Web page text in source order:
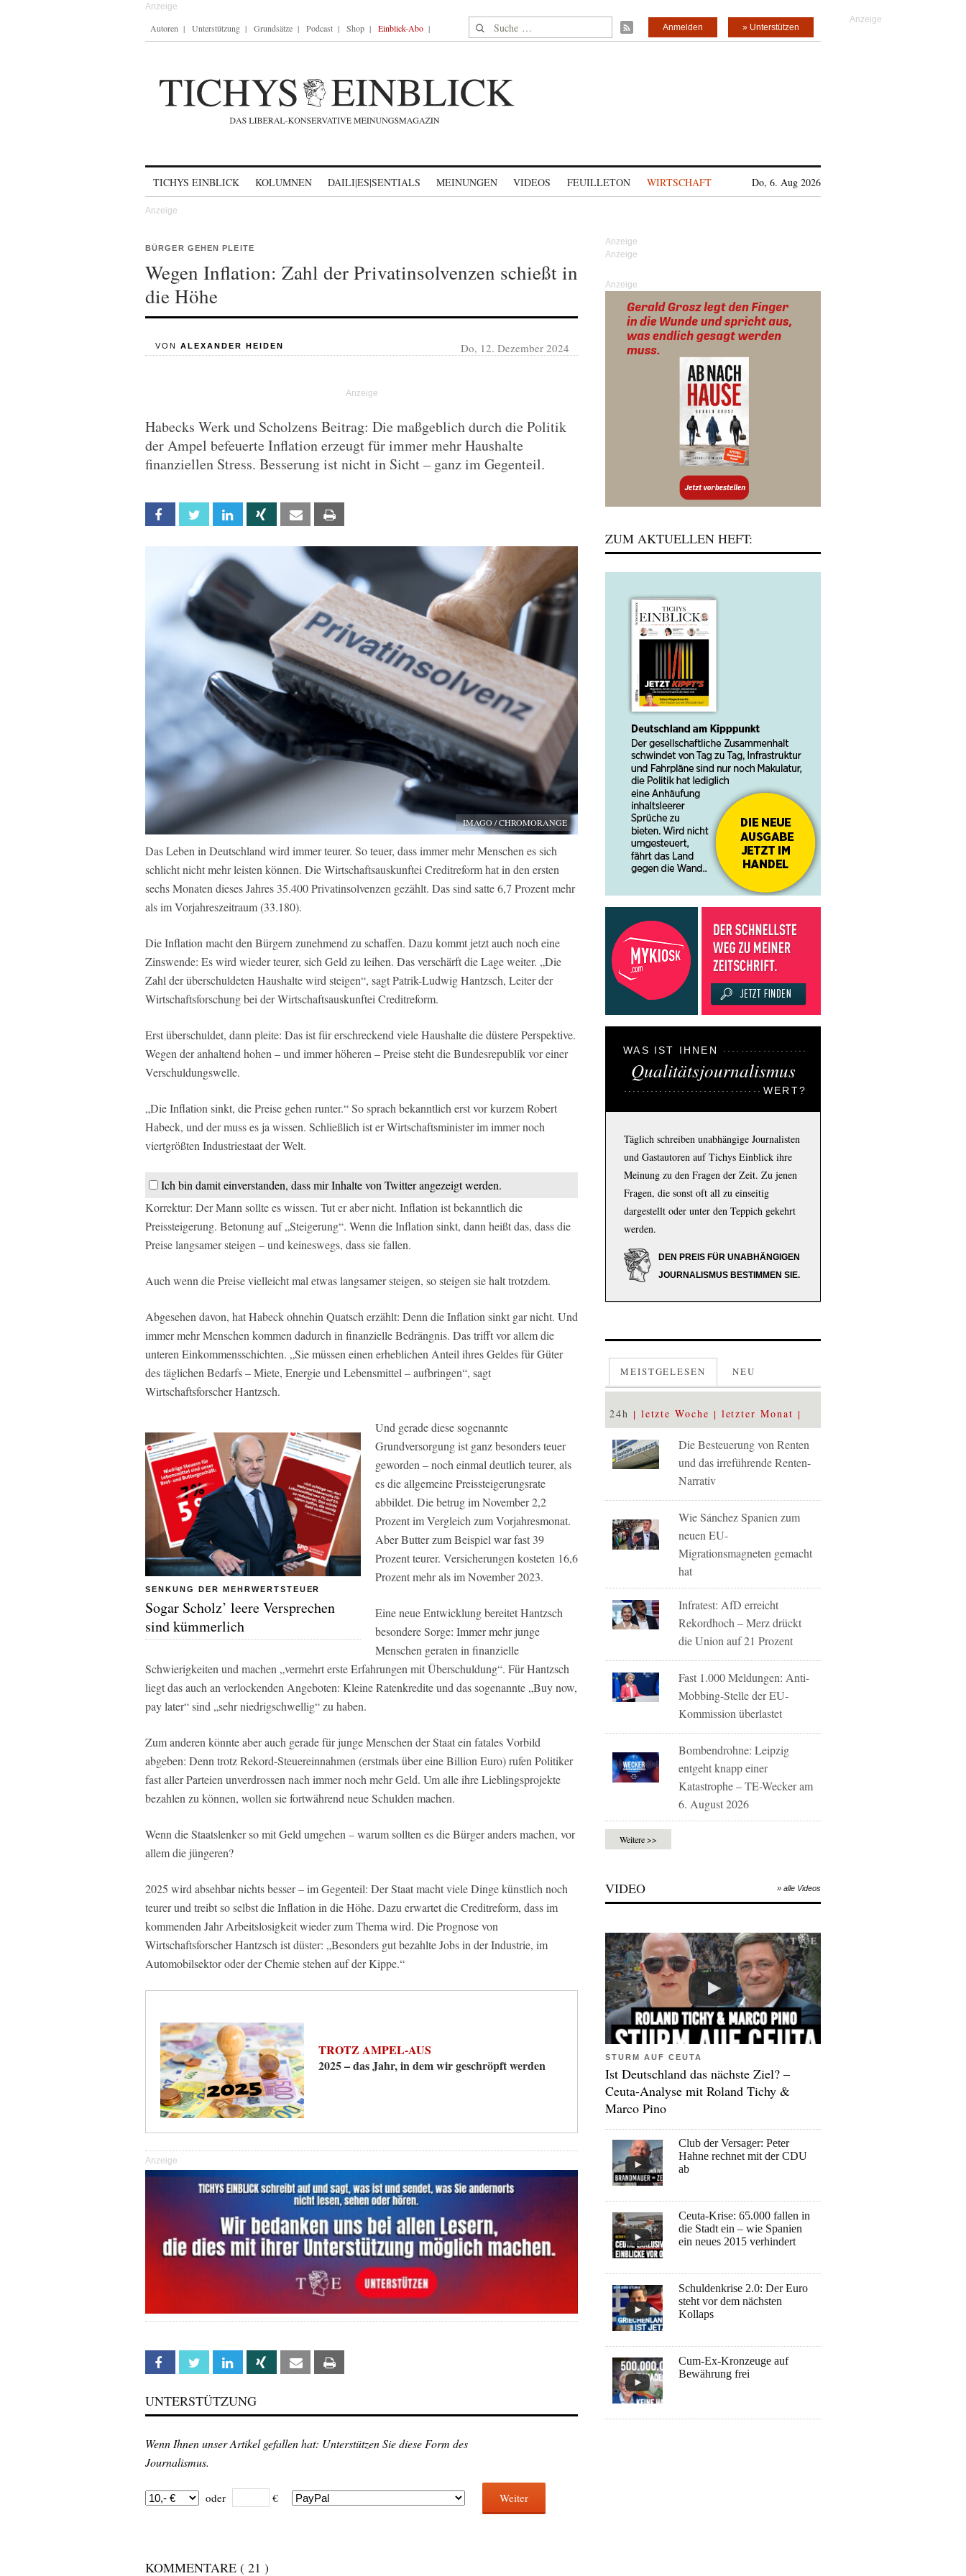
Autoren Unterstützung Grundsätze Podcast Shop Einblick-Abo Suche nach: » Unterstützen
Anmelden
TICHYS EINBLICK KOLUMNEN DAILI|ES|SENTIALS MEINUNGEN VIDEOS FEUILLETON WIRTSCHAFT Do, 6. Aug 2026
BÜRGER GEHEN PLEITE
Wegen Inflation: Zahl der Privatinsolvenzen schießt in
die Höhe
VON ALEXANDER HEIDEN Do, 12. Dezember 2024
Habecks Werk und Scholzens Beitrag: Die maßgeblich durch die Politik
der Ampel befeuerte Inflation erzeugt für immer mehr Haushalte
finanziellen Stress. Besserung ist nicht in Sicht – ganz im Gegenteil.
Facebook Twitter Linkedin Xing Email
IMAGO / CHROMORANGE
Das Leben in Deutschland wird immer teurer. So teuer, dass immer mehr Menschen es sich
schlicht nicht mehr leisten können. Die Wirtschaftsauskunftei Creditreform hat in den ersten
sechs Monaten dieses Jahres 35.400 Privatinsolvenzen gezählt. Das sind satte 6,7 Prozent mehr
als im Vorjahreszeitraum (33.180).
Die Inflation macht den Bürgern zunehmend zu schaffen. Dazu kommt jetzt auch noch eine
Zinswende: Es wird wieder teurer, sich Geld zu leihen. Das verschärft die Lage weiter. „Die
Zahl der überschuldeten Haushalte wird steigen“, sagt Patrik-Ludwig Hantzsch, Leiter der
Wirtschaftsforschung bei der Wirtschaftsauskunftei Creditreform.
Erst überschuldet, dann pleite: Das ist für erschreckend viele Haushalte die düstere Perspektive.
Wegen der anhaltend hohen – und immer höheren – Preise steht die Bundesrepublik vor einer
Verschuldungswelle.
„Die Inflation sinkt, die Preise gehen runter.“ So sprach bekanntlich erst vor kurzem Robert
Habeck, und der muss es ja wissen. Schließlich ist er Wirtschaftsminister im immer noch
viertgrößten Industriestaat der Welt.
Ich bin damit einverstanden, dass mir Inhalte von Twitter angezeigt werden.
Korrektur: Der Mann sollte es wissen. Tut er aber nicht. Inflation ist bekanntlich die
Preissteigerung. Betonung auf „Steigerung“. Wenn die Inflation sinkt, dann heißt das, dass die
Preise langsamer steigen – und keineswegs, dass sie fallen.
Auch wenn die Preise vielleicht mal etwas langsamer steigen, so steigen sie halt trotzdem.
Abgesehen davon, hat Habeck ohnehin Quatsch erzählt: Denn die Inflation sinkt gar nicht. Und
immer mehr Menschen kommen dadurch in finanzielle Bedrängnis. Das trifft vor allem die
unteren Einkommensschichten. „Sie müssen einen erheblichen Anteil ihres Geldes für Güter
des täglichen Bedarfs – Miete, Energie und Lebensmittel – aufbringen“, sagt
Wirtschaftsforscher Hantzsch.
SENKUNG DER MEHRWERTSTEUER
Sogar Scholz’ leere Versprechen
sind kümmerlich
Und gerade diese sogenannte
Grundversorgung ist ganz besonders teuer
geworden – noch einmal deutlich teurer, als
es die allgemeine Preissteigerungsrate
abbildet. Die betrug im November 2,2
Prozent im Vergleich zum Vorjahresmonat.
Aber Butter zum Beispiel war fast 39
Prozent teurer. Versicherungen kosteten 16,6
Prozent mehr als im November 2023.
Eine neue Entwicklung bereitet Hantzsch
besondere Sorge: Immer mehr junge
Menschen geraten in finanzielle
Schwierigkeiten und machen „vermehrt erste Erfahrungen mit Überschuldung“. Für Hantzsch
liegt das auch an verlockenden Angeboten: Kleine Ratenkredite und das sogenannte „Buy now,
pay later“ sind „sehr niedrigschwellig“ zu haben.
Zum anderen könnte aber auch gerade für junge Menschen der Staat ein fatales Vorbild
abgeben: Denn trotz Rekord-Steuereinnahmen (erstmals über eine Billion Euro) rufen Politiker
fast aller Parteien unverdrossen nach immer noch mehr Geld. Um alle ihre Lieblingsprojekte
bezahlen zu können, wollen sie fortwährend neue Schulden machen.
Wenn die Staatslenker so mit Geld umgehen – warum sollten es die Bürger anders machen, vor
allem die jüngeren?
2025 wird absehbar nichts besser – im Gegenteil: Der Staat macht viele Dinge künstlich noch
teurer und treibt so selbst die Inflation in die Höhe. Dazu erwartet die Creditreform, dass im
kommenden Jahr Arbeitslosigkeit wieder zum Thema wird. Die Prognose von
Wirtschaftsforscher Hantzsch ist düster: „Besonders gut bezahlte Jobs in der Industrie, im
Automobilsektor oder der Chemie stehen auf der Kippe.“
TROTZ AMPEL-AUS
2025 – das Jahr, in dem wir geschröpft werden
Anzeige
Facebook Twitter Linkedin Xing Email
UNTERSTÜTZUNG
Wenn Ihnen unser Artikel gefallen hat: Unterstützen Sie diese Form des
Journalismus.
oder € Weiter
KOMMENTARE ( 21 )
Anzeige
ZUM AKTUELLEN HEFT:
WAS IST IHNEN
Qualitätsjournalismus
WERT?
Täglich schreiben unabhängige Journalisten
und Gastautoren auf Tichys Einblick ihre
Meinung zu den Fragen der Zeit. Zu jenen
Fragen, die sonst oft all zu einseitig
dargestellt oder unter den Teppich gekehrt
werden.
DEN PREIS FÜR UNABHÄNGIGEN
JOURNALISMUS BESTIMMEN SIE.
MEISTGELESEN NEU
24h letzte Woche letzter Monat
Die Besteuerung von Renten
und das irreführende Renten-
Narrativ
Wie Sánchez Spanien zum
neuen EU-
Migrationsmagneten gemacht
hat
Infratest: AfD erreicht
Rekordhoch – Merz drückt
die Union auf 21 Prozent
Fast 1.000 Meldungen: Anti-
Mobbing-Stelle der EU-
Kommission überlastet
Bombendrohne: Leipzig
entgeht knapp einer
Katastrophe – TE-Wecker am
6. August 2026
Weitere >>
VIDEO » alle Videos
STURM AUF CEUTA
Ist Deutschland das nächste Ziel? –
Ceuta-Analyse mit Roland Tichy &
Marco Pino
Club der Versager: Peter
Hahne rechnet mit der CDU
ab
Ceuta-Krise: 65.000 fallen in
die Stadt ein – wie Spanien
ein neues 2015 verhindert
Schuldenkrise 2.0: Der Euro
steht vor dem nächsten
Kollaps
Cum-Ex-Kronzeuge auf
Bewährung frei